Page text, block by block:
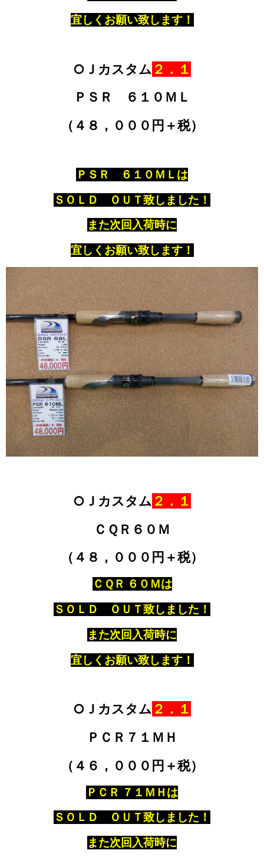
宜しくお願い致します！
○Ｊカスタム ２．１
ＰＳＲ ６１０ＭＬ
（４８，０００円＋税）
ＰＳＲ ６１０ＭＬは
ＳＯＬＤ ＯＵＴ致しました！
また次回入荷時に
宜しくお願い致します！
○Ｊカスタム ２．１
ＣＱＲ６０Ｍ
（４８，０００円＋税）
ＣＱＲ ６０Ｍは
ＳＯＬＤ ＯＵＴ致しました！
また次回入荷時に
宜しくお願い致します！
○Ｊカスタム ２．１
ＰＣＲ７１ＭＨ
（４６，０００円＋税）
ＰＣＲ ７１ＭＨは
ＳＯＬＤ ＯＵＴ致しました！
また次回入荷時に